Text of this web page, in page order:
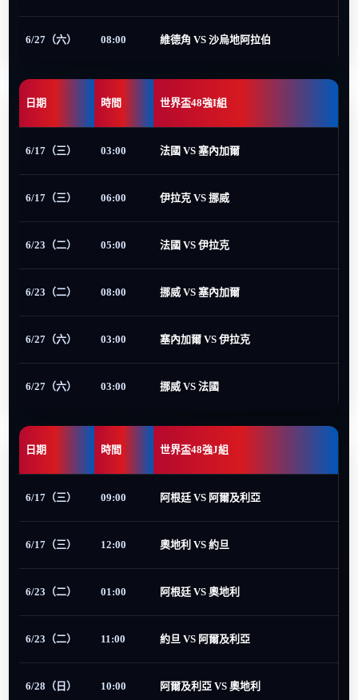
6/27（六） 08:00 維德角 VS 沙烏地阿拉伯
日期 時間 世界盃48強I組
6/17（三） 03:00 法國 VS 塞內加爾
6/17（三） 06:00 伊拉克 VS 挪威
6/23（二） 05:00 法國 VS 伊拉克
6/23（二） 08:00 挪威 VS 塞內加爾
6/27（六） 03:00 塞內加爾 VS 伊拉克
6/27（六） 03:00 挪威 VS 法國
日期 時間 世界盃48強J組
6/17（三） 09:00 阿根廷 VS 阿爾及利亞
6/17（三） 12:00 奧地利 VS 約旦
6/23（二） 01:00 阿根廷 VS 奧地利
6/23（二） 11:00 約旦 VS 阿爾及利亞
6/28（日） 10:00 阿爾及利亞 VS 奧地利